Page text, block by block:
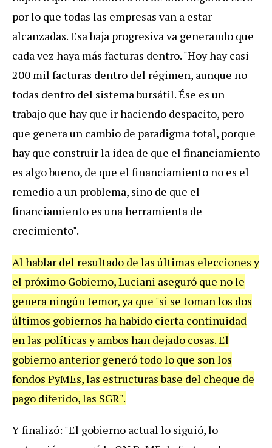
por lo que todas las empresas van a estar
alcanzadas. Esa baja progresiva va generando que
cada vez haya más facturas dentro. "Hoy hay casi
200 mil facturas dentro del régimen, aunque no
todas dentro del sistema bursátil. Ése es un
trabajo que hay que ir haciendo despacito, pero
que genera un cambio de paradigma total, porque
hay que construir la idea de que el financiamiento
es algo bueno, de que el financiamiento no es el
remedio a un problema, sino de que el
financiamiento es una herramienta de
crecimiento".
Al hablar del resultado de las últimas elecciones y
el próximo Gobierno, Luciani aseguró que no le
genera ningún temor, ya que "si se toman los dos
últimos gobiernos ha habido cierta continuidad
en las políticas y ambos han dejado cosas. El
gobierno anterior generó todo lo que son los
fondos PyMEs, las estructuras base del cheque de
pago diferido, las SGR".
Y finalizó: "El gobierno actual lo siguió, lo